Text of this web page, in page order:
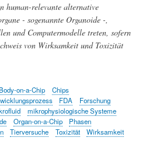
human-relevante alternative
- sogenannte Organoide -,
und Computermodelle treten, sofern
von Wirksamkeit und Toxizität
Body-on-a-Chip
Chips
FDA
Forschung
mikrophysiologische Systeme
Organ-on-a-Chip
Phasen
Tierversuche Toxizität
Wirksamkeit